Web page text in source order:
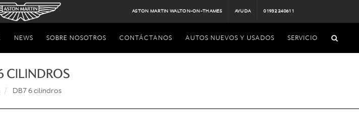
ASTON MARTIN WALTON-ON-THAMES AYUDA 01932 240611
NEWS SOBRE NOSOTROS CONTÁCTANOS AUTOS NUEVOS Y USADOS SERVICIO
CILINDROS
DB7 6 cilindros